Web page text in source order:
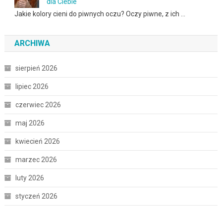
dla Ciebie
Jakie kolory cieni do piwnych oczu? Oczy piwne, z ich …
ARCHIWA
sierpień 2026
lipiec 2026
czerwiec 2026
maj 2026
kwiecień 2026
marzec 2026
luty 2026
styczeń 2026